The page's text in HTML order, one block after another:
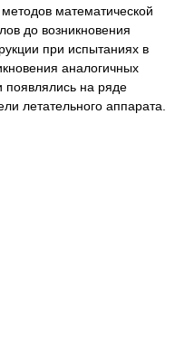
математической
до возникновения
при испытаниях в
аналогичных
появлялись на ряде
летательного аппарата.